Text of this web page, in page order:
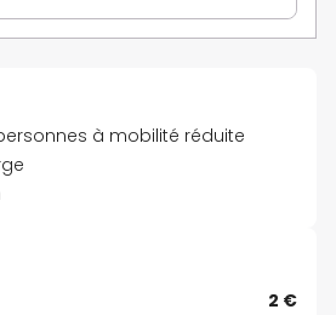
à mobilité réduite
2 €